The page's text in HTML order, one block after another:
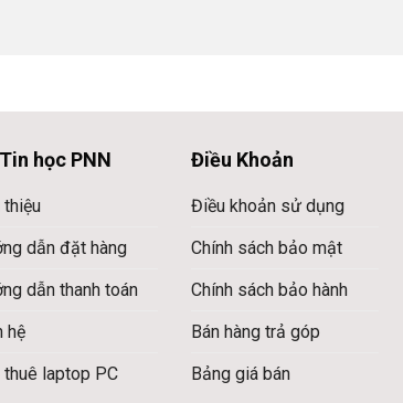
học PNN
thiệu
dẫn đặt hàng
dẫn thanh toán
hệ
thuê laptop PC
Điều Khoản
Điều khoản sử dụng
Chính sách bảo mật
Chính sách bảo hành
Bán hàng trả góp
Bảng giá bán